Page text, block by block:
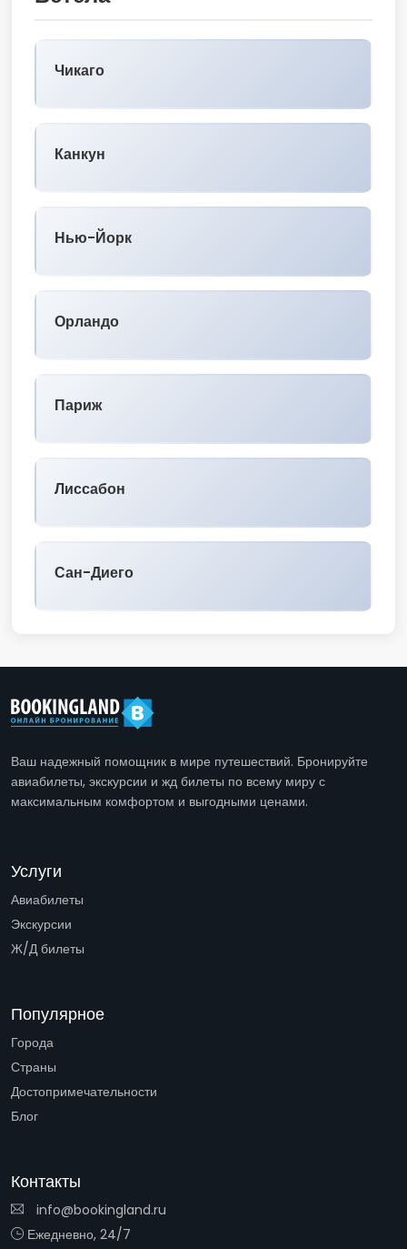
Чикаго
Канкун
Нью-Йорк
Орландо
Париж
Лиссабон
Сан-Диего
Ваш надежный помощник в мире путешествий. Бронируйте
авиабилеты, экскурсии и жд билеты по всему миру с
максимальным комфортом и выгодными ценами.
Услуги
Авиабилеты
Экскурсии
Ж/Д билеты
Популярное
Города
Страны
Достопримечательности
Блог
Контакты
info@bookingland.ru
Ежедневно, 24/7